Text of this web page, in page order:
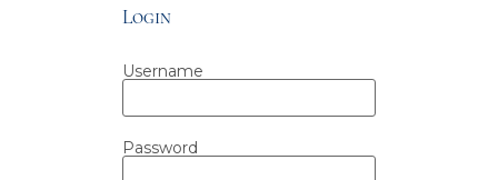
Login
Username
Password